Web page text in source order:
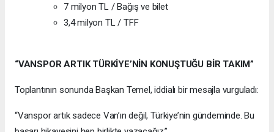
7 milyon TL / Bağış ve bilet
3,4 milyon TL / TFF
“VANSPOR ARTIK TÜRKİYE’NİN KONUŞTUĞU BİR TAKIM”
Toplantının sonunda Başkan Temel, iddialı bir mesajla vurguladı:
“Vanspor artık sadece Van’ın değil, Türkiye’nin gündeminde. Bu